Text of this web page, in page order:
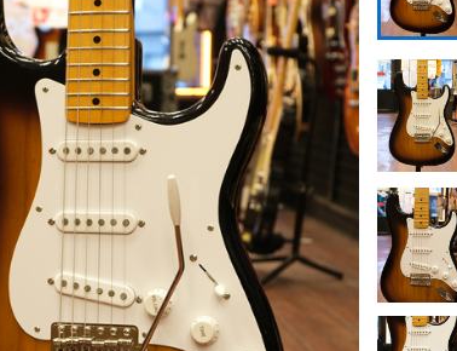
ド 電子ピアノ 管
DTM イ
ヴィンテージ